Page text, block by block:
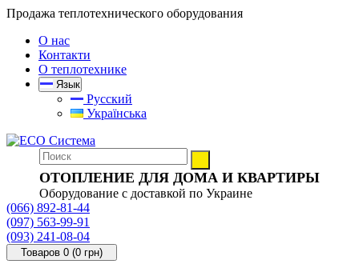
Продажа теплотехнического оборудования
О нас
Контакти
О теплотехнике
Язык
Русский
Українська
ОТОПЛЕНИЕ ДЛЯ ДОМА И КВАРТИРЫ
Оборудование с доставкой по Украине
(066) 892-81-44
(097) 563-99-91
(093) 241-08-04
Товаров 0 (0 грн)